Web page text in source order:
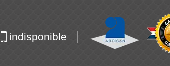
indisponible